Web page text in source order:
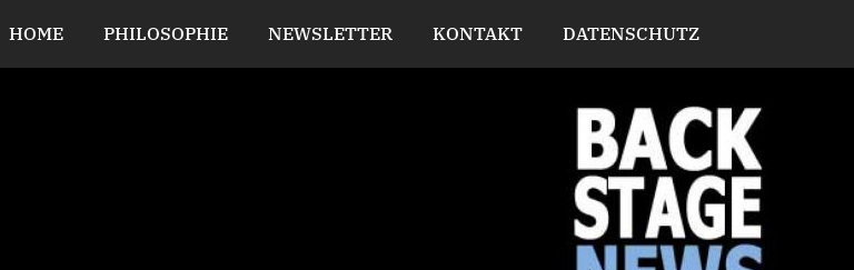
HOME PHILOSOPHIE NEWSLETTER KONTAKT DATENSCHUTZ